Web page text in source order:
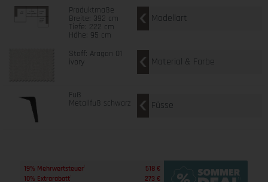
Produktmaße
Breite: 392 cm
Tiefe: 222 cm
Höhe: 95 cm
Modellart
Stoff: Aragon 01
ivory Material & Farbe
Fuß
Metallfuß schwarz Füsse
19% Mehrwertsteuer
518 €
10% Extrarabatt
273 €